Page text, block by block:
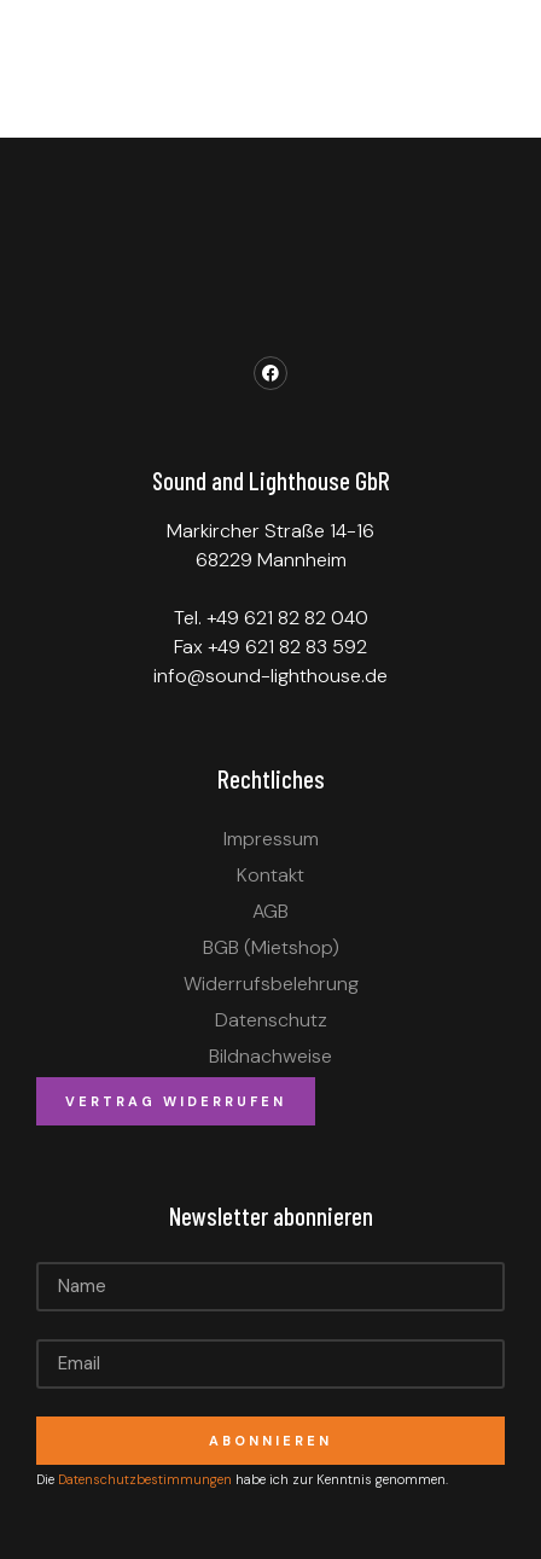
Sound and Lighthouse GbR
Markircher Straße 14-16
68229 Mannheim
Tel. +49 621 82 82 040
Fax +49 621 82 83 592
info@sound-lighthouse.de
Rechtliches
Impressum
Kontakt
AGB
BGB (Mietshop)
Widerrufsbelehrung
Datenschutz
Bildnachweise
VERTRAG WIDERRUFEN
Newsletter abonnieren
ABONNIEREN
Die Datenschutzbestimmungen habe ich zur Kenntnis genommen.